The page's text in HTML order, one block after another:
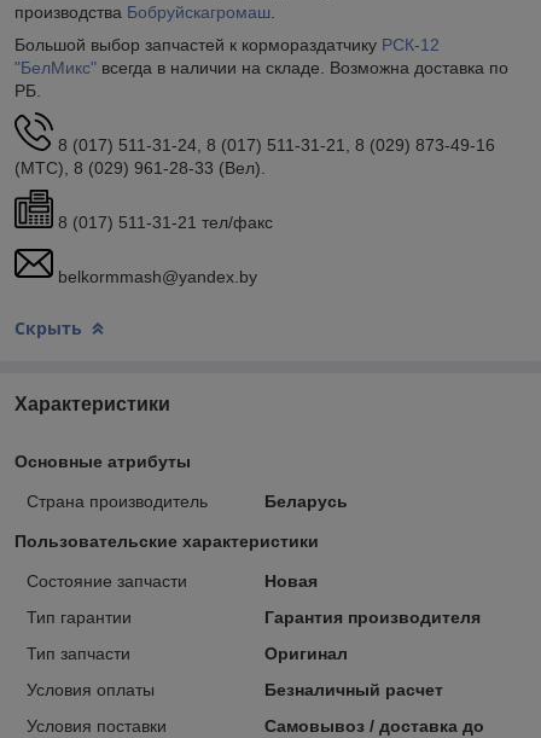
производства Бобруйскагромаш
Большой выбор запчастей к кормораздатчику РСК-12
"БелМикс" всегда в наличии на складе. Возможна доставка по
РБ.
8 (017) 511-31-24, 8 (017) 511-31-21, 8 (029) 873-49-16
(МТС), 8 (029) 961-28-33 (Вел).
8 (017) 511-31-21 тел/факс
belkormmash@yandex.by
Скрыть
Характеристики
Основные атрибуты
Страна производитель Беларусь
Пользовательские характеристики
Состояние запчасти
Новая
Тип гарантии
Гарантия производителя
Тип запчасти
Оригинал
Условия оплаты
Безналичный расчет
Условия поставки
Самовывоз / доставка до